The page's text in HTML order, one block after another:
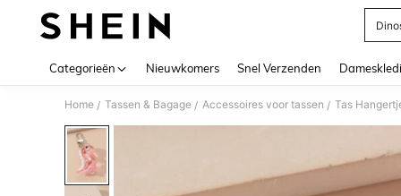
Categorieën Nieuwkomers Snel Verzenden
Home / Tassen & Bagage / Accessoires voor tassen / Tas